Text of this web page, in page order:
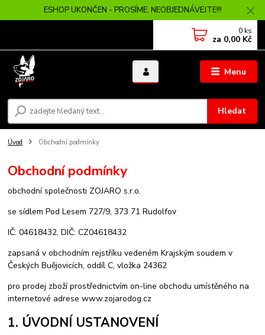
ESHOP UKONČEN - PROSÍME, NEOBJEDNÁVEJTE!!!
Menu
Hledat
0 ks
za 0,00 Kč
Úvod Obchodní podmínky
Obchodní podmínky
obchodní společnosti ZOJARO s.r.o.
se sídlem Pod Lesem 727/9, 373 71 Rudolfov
IČ: 04618432, DIČ: CZ04618432
zapsaná v obchodním rejstříku vedeném Krajským soudem v
Českých Buějovicích, oddíl C, vložka 24362
pro prodej zboží prostřednictvím on-line obchodu umístěného na
internetové adrese www.zojarodog.cz
1. ÚVODNÍ USTANOVENÍ